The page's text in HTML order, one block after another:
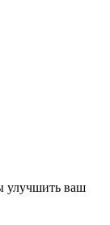
улучшить ваш